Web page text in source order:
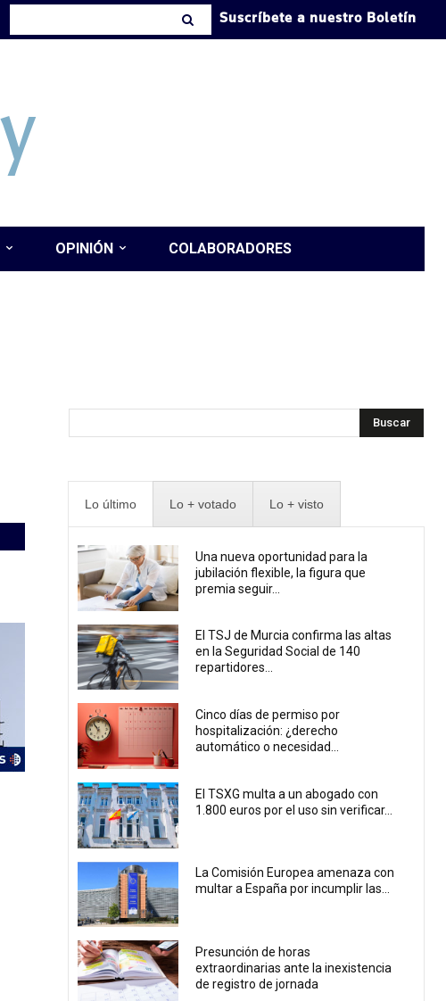
Suscríbete a nuestro Boletín
OPINIÓN COLABORADORES
Buscar
Lo último Lo + votado Lo + visto
Una nueva oportunidad para la
jubilación flexible, la figura que
premia seguir...
El TSJ de Murcia confirma las altas
en la Seguridad Social de 140
repartidores...
Cinco días de permiso por
hospitalización: ¿derecho
automático o necesidad...
El TSXG multa a un abogado con
1.800 euros por el uso sin verificar...
La Comisión Europea amenaza con
multar a España por incumplir las...
Presunción de horas
extraordinarias ante la inexistencia
de registro de jornada